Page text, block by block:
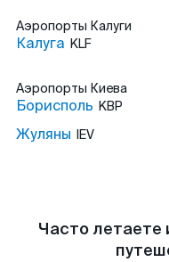
Аэропорты Калуги
Калуга KLF
Аэропорты Киева
Борисполь KBP
Жуляны IEV
Часто летаете